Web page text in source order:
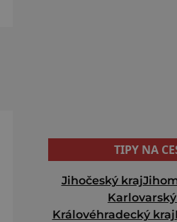
TIPY NA
Jihočeský kraj
Královéhradecký kraj